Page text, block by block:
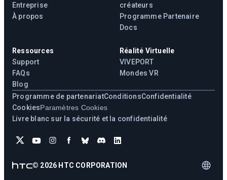
Entreprise
À propos
créateurs
Programme Partenaire
Docs
Ressources
Support
FAQs
Blog
Réalité Virtuelle
VIVEPORT
Mondes VR
Programme de partenariatConditionsConfidentialité
CookiesParamètres Cookies
Livre blanc sur la sécurité et la confidentialité
© 2026 HTC CORPORATION